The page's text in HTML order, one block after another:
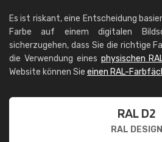
Es ist riskant, eine Entscheidung
Farbe auf einem digitalen
sicherzugehen, dass Sie die richtige
die Verwendung eines physischen
Website können Sie einen RAL-
RAL D2
RAL DESIGN